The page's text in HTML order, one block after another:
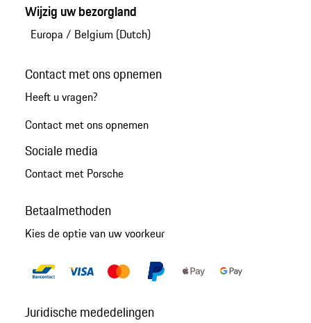
Wijzig uw bezorgland
Europa / Belgium (Dutch)
Contact met ons opnemen
Heeft u vragen?
Contact met ons opnemen
Sociale media
Contact met Porsche
Betaalmethoden
Kies de optie van uw voorkeur
Juridische mededelingen